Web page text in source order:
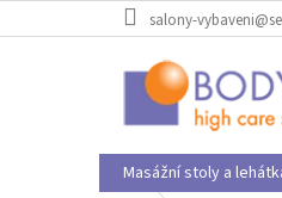
na
salony-
Masážní stoly a